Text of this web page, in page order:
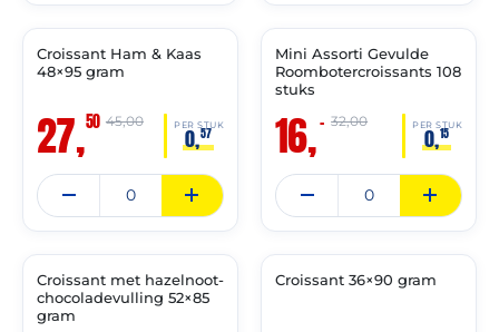
🔥 OP=OP
Croissant Ham & Kaas
48×95 gram
27,50 PER STUK
0,57
45,00
🔥 OP=OP
Mini Assorti Gevulde
Roombotercroissants 108
stuks
16,– PER STUK
0,15
32,00
🔥 OP=OP
31-
Croissant met hazelnoot-
chocoladevulling 52×85
gram
🔥 OP=OP
30-
Croissant 36×90 gram